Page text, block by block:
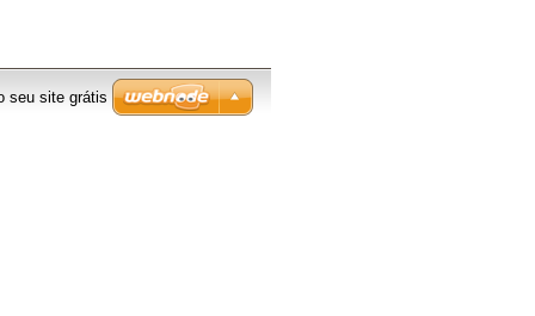
seu site grátis